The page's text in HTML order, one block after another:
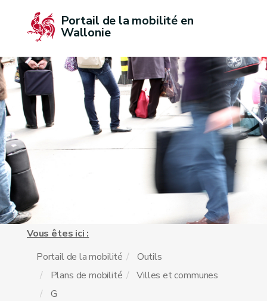
Portail de la mobilité en
Wallonie
Vous êtes ici :
Portail de la mobilité
Outils
Plans de mobilité
Villes et communes
G